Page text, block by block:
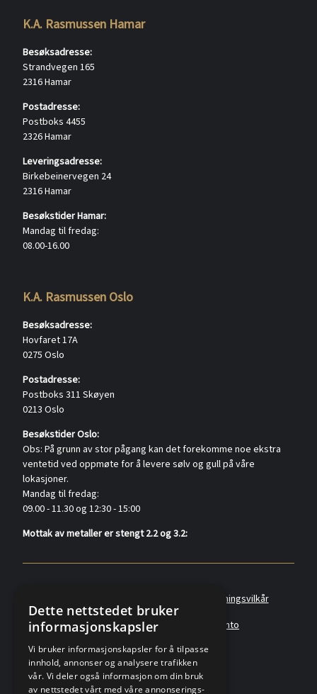
K.A. Rasmussen Hamar
Besøksadresse:
Strandvegen 165
2316 Hamar
Postadresse:
Postboks 4455
2326 Hamar
Leveringsadresse:
Birkebeinervegen 24
2316 Hamar
Besøkstider Hamar:
Mandag til fredag:
08.00-16.00
K.A. Rasmussen Oslo
Besøksadresse:
Hovfaret 17A
0275 Oslo
Postadresse:
Postboks 311 Skøyen
0213 Oslo
Besøkstider Oslo:
Obs: På grunn av stor pågang kan det forekomme noe ekstra
ventetid ved oppmøte for å levere sølv og gull på våre
lokasjoner.
Mandag til fredag:
09.00 - 11.30 og 12:30 - 15:00
Mottak av metaller er stengt 2.2 og 3.2:
Forretningsvilkår
Angreskjema
Om oss Metallkonto
Dette nettstedet bruker
informasjonskapsler
Vi bruker informasjonskapsler for å tilpasse
innhold, annonser og analysere trafikken
vår. Vi deler også informasjon om din bruk
av nettstedet vårt med våre annonserings-